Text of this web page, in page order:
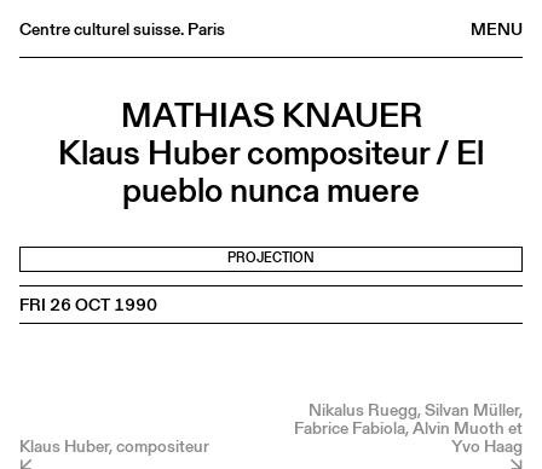
MENU
Centre culturel suisse. Paris
Buvette
Publications
About
MATHIAS KNAUER
Klaus Huber compositeur / El
pueblo nunca muere
PROJECTION
FRI 26 OCT 1990
Klaus Huber, compositeur
Nikalus Ruegg, Silvan Müller,
Fabrice Fabiola, Alvin Muoth et
Yvo Haag